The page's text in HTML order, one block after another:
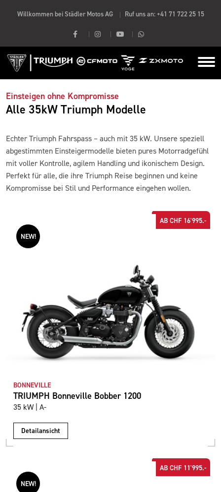
Willkommen bei Städler Motos AG Ruf uns an:+41 71 722 25 15
Einsteigen ohne Kompromisse
Alle 35kW Triumph Modelle
Echter Triumph Fahrspass – auch mit 35 kW. Unsere speziell
abgestimmten Einsteigermodelle bieten pures Motorradgefühl
mit voller Kontrolle, agilem Handling und ikonischem Design.
Perfekt für alle, die ihre Triumph Reise beginnen und keine
Kompromisse bei Stil und Performance eingehen wollen.
NEW!
BONNEVILLE
TRIUMPH Bonneville Bobber 1200
35 kW | A-
Detailansicht
AB CHF 16'995.-
NEW!
AB CHF 11'995.-